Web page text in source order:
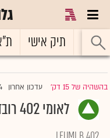
ראשי תיק אישי
בהשהיה של 15 דק' |עדכון אחרון
לאומי 402 רובד 2